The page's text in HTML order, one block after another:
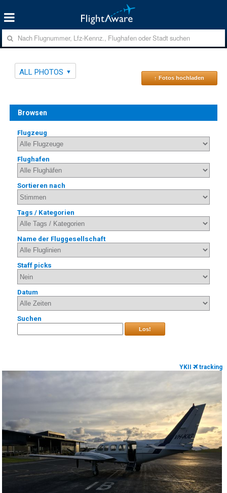
ALL PHOTOS
↑ Fotos hochladen
Browsen
Flugzeug
Flughafen
Sortieren nach
Tags / Kategorien
Name der Fluggesellschaft
Staff picks
Datum
Suchen
Los!
YKII tracking